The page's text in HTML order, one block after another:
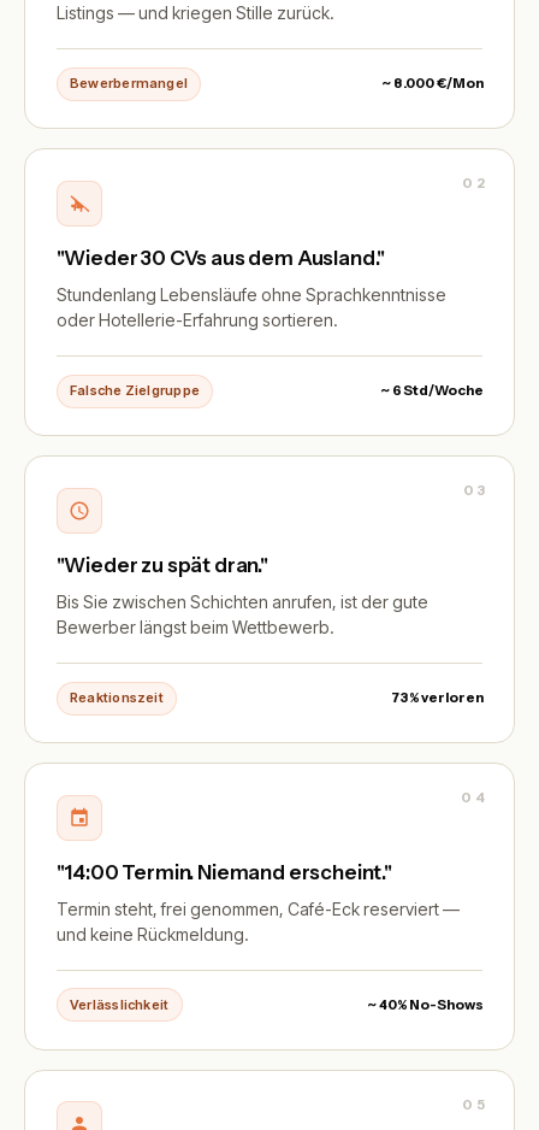
Listings — und kriegen Stille zurück.
Bewerbermangel ~ 8.000 €/Mon
02
"Wieder 30 CVs aus dem Ausland."
Stundenlang Lebensläufe ohne Sprachkenntnisse
oder Hotellerie-Erfahrung sortieren.
Falsche Zielgruppe ~ 6 Std/Woche
03
"Wieder zu spät dran."
Bis Sie zwischen Schichten anrufen, ist der gute
Bewerber längst beim Wettbewerb.
Reaktionszeit 73% verloren
04
"14:00 Termin. Niemand erscheint."
Termin steht, frei genommen, Café-Eck reserviert —
und keine Rückmeldung.
Verlässlichkeit ~ 40% No-Shows
05